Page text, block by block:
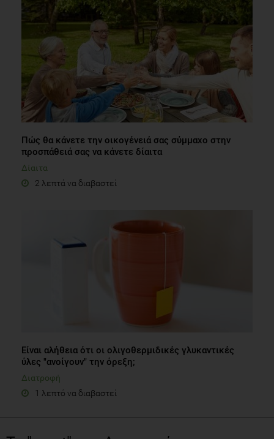
Πώς θα κάνετε την οικογένειά σας σύμμαχο στην
προσπάθειά σας να κάνετε δίαιτα
Δίαιτα
2 λεπτά να διαβαστεί
Είναι αλήθεια ότι οι ολιγοθερμιδικές γλυκαντικές
ύλες "ανοίγουν" την όρεξη;
Διατροφή
1 λεπτό να διαβαστεί